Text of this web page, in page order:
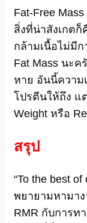
Fat-Free
สิ่งที่น่าสังเกตก็
กล้ามเนื้อไม่มี
Fat Mass นะค
หาย อันนี้ความ
โปรตีนให้ถึง แ
Weight หรือ
สรุป
“To the best
พยายามหามา
RMR กับการท